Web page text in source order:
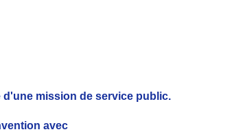
d'une mission de service public.
avec